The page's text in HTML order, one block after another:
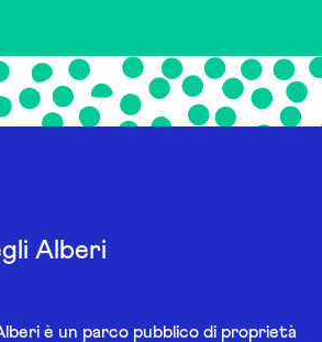
Alberi
è un parco pubblico di proprietà